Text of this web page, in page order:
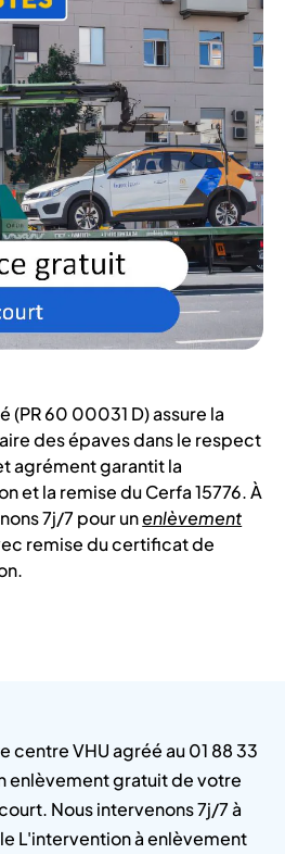
(PR 60 00031 D) assure la
des épaves dans le respect
agrément garantit la
et la remise du Cerfa 15776. À
7j/7 pour unenlèvement
remise du certificat de
centre VHU agréé au 01 88 33
enlèvement gratuit de votre
Nous intervenons 7j/7 à
L'intervention à enlèvement